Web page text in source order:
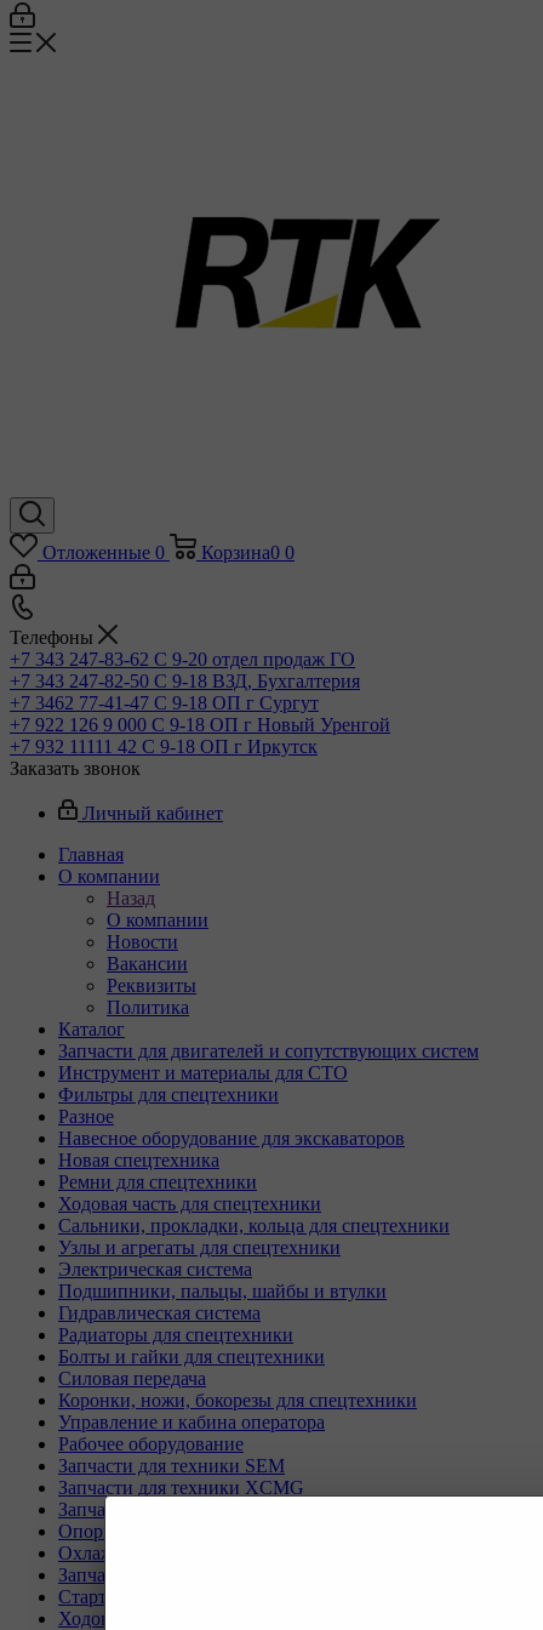
Отложенные 0 Корзина0 0
Телефоны
+7 343 247-83-62 С 9-20 отдел продаж ГО
+7 343 247-82-50 С 9-18 ВЗД, Бухгалтерия
+7 3462 77-41-47 С 9-18 ОП г Сургут
+7 922 126 9 000 С 9-18 ОП г Новый Уренгой
+7 932 11111 42 С 9-18 ОП г Иркутск
Заказать звонок
Личный кабинет
Главная
О компании
Назад
О компании
Новости
Вакансии
Реквизиты
Политика
Каталог
Запчасти для двигателей и сопутствующих систем
Инструмент и материалы для СТО
Фильтры для спецтехники
Разное
Навесное оборудование для экскаваторов
Новая спецтехника
Ремни для спецтехники
Ходовая часть для спецтехники
Сальники, прокладки, кольца для спецтехники
Узлы и агрегаты для спецтехники
Электрическая система
Подшипники, пальцы, шайбы и втулки
Гидравлическая система
Радиаторы для спецтехники
Болты и гайки для спецтехники
Силовая передача
Коронки, ножи, бокорезы для спецтехники
Управление и кабина оператора
Рабочее оборудование
Запчасти для техники SEM
Запчасти для техники XCMG
Запчасти для техники SANY
Опорно-поворотные круги
Охлаждающая система
Запчасти для буровых станков KAISHAN
Стартеры и генераторы разное
Ходовая часть для Liebherr